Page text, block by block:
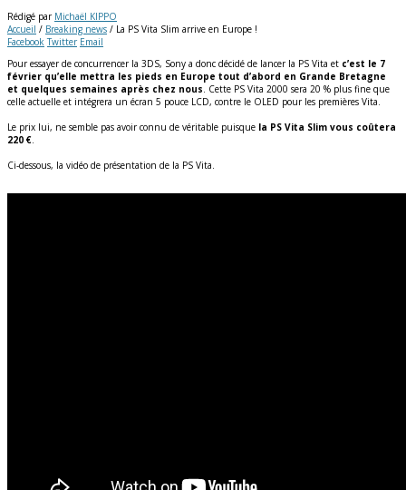
Rédigé par Michaël KIPPO
Accueil / Breaking news / La PS Vita Slim arrive en Europe !
Facebook Twitter Email
Pour essayer de concurrencer la 3DS, Sony a donc décidé de lancer la PS Vita et c’est le 7
février qu’elle mettra les pieds en Europe tout d’abord en Grande Bretagne
et quelques semaines après chez nous. Cette PS Vita 2000 sera 20 % plus fine que
celle actuelle et intégrera un écran 5 pouce LCD, contre le OLED pour les premières Vita.
Le prix lui, ne semble pas avoir connu de véritable puisque la PS Vita Slim vous coûtera
220 €.
Ci-dessous, la vidéo de présentation de la PS Vita.